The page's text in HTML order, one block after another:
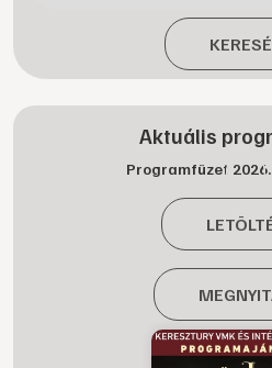
Aktuális
Programfüzet